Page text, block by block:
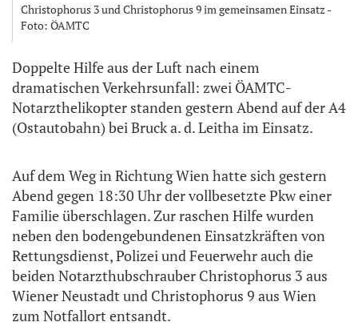
Christophorus 3 und Christophorus 9 im gemeinsamen Einsatz -
Foto: ÖAMTC
Doppelte Hilfe aus der Luft nach einem
dramatischen Verkehrsunfall: zwei ÖAMTC-
Notarzthelikopter standen gestern Abend auf der A4
(Ostautobahn) bei Bruck a. d. Leitha im Einsatz.
Auf dem Weg in Richtung Wien hatte sich gestern
Abend gegen 18:30 Uhr der vollbesetzte Pkw einer
Familie überschlagen. Zur raschen Hilfe wurden
neben den bodengebundenen Einsatzkräften von
Rettungsdienst, Polizei und Feuerwehr auch die
beiden Notarzthubschrauber Christophorus 3 aus
Wiener Neustadt und Christophorus 9 aus Wien
zum Notfallort entsandt.